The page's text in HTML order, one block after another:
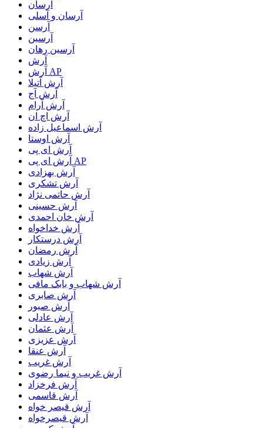
آرسان
آرسان و آسلی
آرسن
آرسین
آرسین رهان
آرش
آرش AP
آرش آتیلا
آرش آج
آرش آرام
آرش اچ ان
آرش اسماعیل زاده
آرش اوستا
آرش ای پی
آرش ای پی AP
آرش بهزادی
آرش تشکری
آرش حاتمی نژاد
آرش حسینی
آرش خان احمدی
آرش خداخواه
آرش درستکار
آرش رمضان
آرش زیادی
آرش شهاب
آرش شهاب و بابک مافی
آرش صابری
آرش صبور
آرش عادلی
آرش عثمان
آرش عزیزی
آرش عنقا
آرش غریب
آرش غریب و نیما رضوی
آرش فرخزاد
آرش قاسمی
آرش قیصر خواه
آرش قیصرخواه